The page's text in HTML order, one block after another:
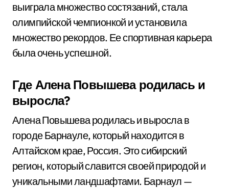
выиграла множество состязаний, стала
олимпийской чемпионкой и установила
множество рекордов. Ее спортивная карьера
была очень успешной.
Где Алена Повышева родилась и
выросла?
Алена Повышева родилась и выросла в
городе Барнауле, который находится в
Алтайском крае, Россия. Это сибирский
регион, который славится своей природой и
уникальными ландшафтами. Барнаул —